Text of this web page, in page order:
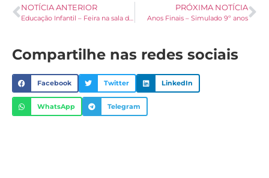
NOTÍCIA ANTERIOR
Educação Infantil – Feira na sala de aula
PRÓXIMA NOTÍCIA
Anos Finais – Simulado 9º anos
Compartilhe nas redes sociais
Facebook Twitter LinkedIn
WhatsApp Telegram